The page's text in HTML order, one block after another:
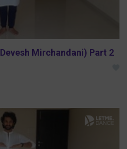
Mirchandani) Part 2